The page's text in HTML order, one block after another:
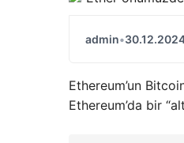
admin•
Ethereum’un
Ethereum’da bir